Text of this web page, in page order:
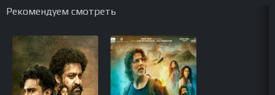
Рекомендуем смотреть